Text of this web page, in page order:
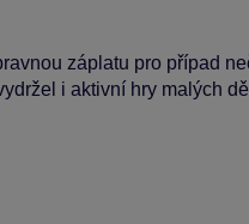
záplatu pro případ
i aktivní hry malých